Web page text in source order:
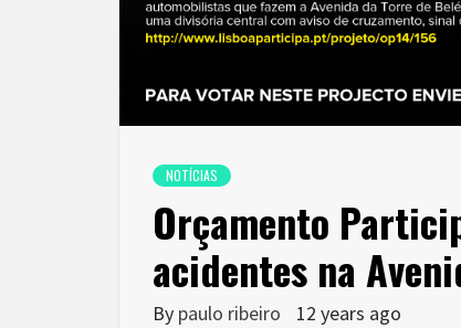
NOTÍCIAS
Orçamento
acidentes na
By paulo ribeiro 12 years ago